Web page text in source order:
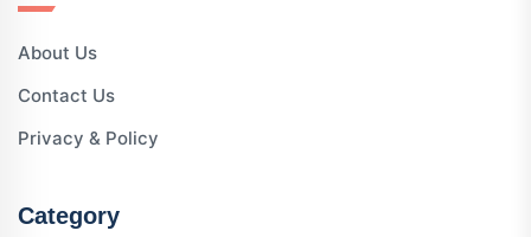
About Us
Contact Us
Privacy & Policy
Category